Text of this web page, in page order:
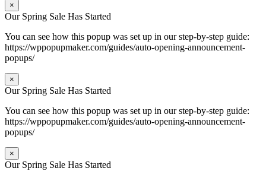
×
Our Spring Sale Has Started
You can see how this popup was set up in our step-by-step guide:
https://wppopupmaker.com/guides/auto-opening-announcement-
popups/
×
Our Spring Sale Has Started
You can see how this popup was set up in our step-by-step guide:
https://wppopupmaker.com/guides/auto-opening-announcement-
popups/
×
Our Spring Sale Has Started